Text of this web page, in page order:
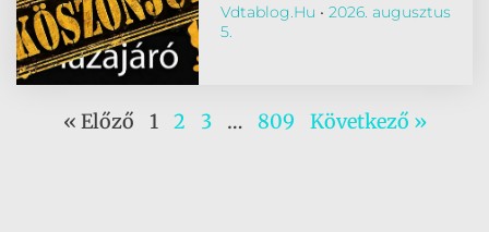
Vdtablog.hu
2026. augusztus
5.
« Előző 1 2 3 … 809 Következő »